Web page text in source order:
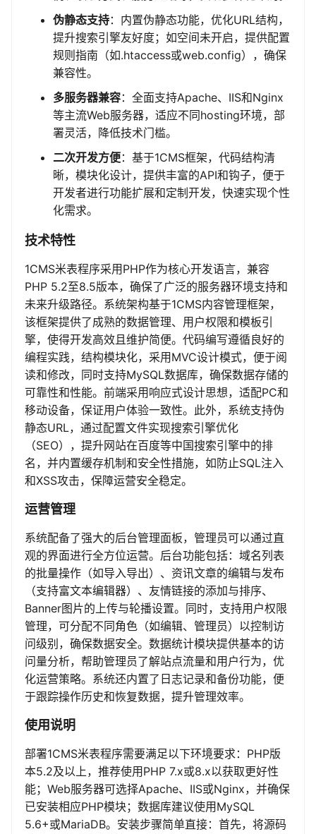
伪静态支持：内置伪静态功能，优化URL结构，
提升搜索引擎友好度；如空间未开启，提供配置
规则指南（如.htaccess或web.config），确保
兼容性。
多服务器兼容：全面支持Apache、IIS和Nginx
等主流Web服务器，适应不同hosting环境，部
署灵活，降低技术门槛。
二次开发方便：基于1CMS框架，代码结构清
晰，模块化设计，提供丰富的API和钩子，便于
开发者进行功能扩展和定制开发，快速实现个性
化需求。
技术特性
1CMS米表程序采用PHP作为核心开发语言，兼容
PHP 5.2至8.5版本，确保了广泛的服务器环境支持和
未来升级路径。系统架构基于1CMS内容管理框架，
该框架提供了成熟的数据管理、用户权限和模板引
擎，使得开发高效且维护简便。代码编写遵循良好的
编程实践，结构模块化，采用MVC设计模式，便于阅
读和修改，同时支持MySQL数据库，确保数据存储的
可靠性和性能。前端采用响应式设计思想，适配PC和
移动设备，保证用户体验一致性。此外，系统支持伪
静态URL，通过配置文件实现搜索引擎优化
（SEO），提升网站在百度等中国搜索引擎中的排
名，并内置缓存机制和安全性措施，如防止SQL注入
和XSS攻击，保障运营安全稳定。
运营管理
系统配备了强大的后台管理面板，管理员可以通过直
观的界面进行全方位运营。后台功能包括：域名列表
的批量操作（如导入导出）、资讯文章的编辑与发布
（支持富文本编辑器）、友情链接的添加与排序、
Banner图片的上传与轮播设置。同时，支持用户权限
管理，可分配不同角色（如编辑、管理员）以控制访
问级别，确保数据安全。数据统计模块提供基本的访
问量分析，帮助管理员了解站点流量和用户行为，优
化运营策略。系统还内置了日志记录和备份功能，便
于跟踪操作历史和恢复数据，提升管理效率。
使用说明
部署1CMS米表程序需要满足以下环境要求：PHP版
本5.2及以上，推荐使用PHP 7.x或8.x以获取更好性
能；Web服务器可选择Apache、IIS或Nginx，并确保
已安装相应PHP模块；数据库建议使用MySQL
5.6+或MariaDB。安装步骤简单直接：首先，将源码